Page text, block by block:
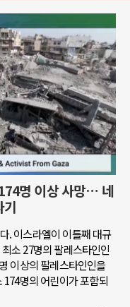
명 이상 사망… 네
기
. 이스라엘이 이틀째 대규
소 27명의 팔레스타인인
이상의 팔레스타인인을
명의 어린이가 포함되